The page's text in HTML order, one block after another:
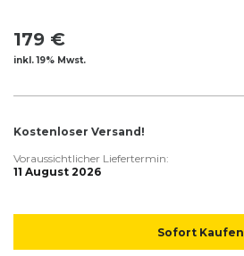
179 €
inkl. 19% Mwst.
Kostenloser Versand!
Voraussichtlicher Liefertermin:
11 August 2026
Sofort Kaufen